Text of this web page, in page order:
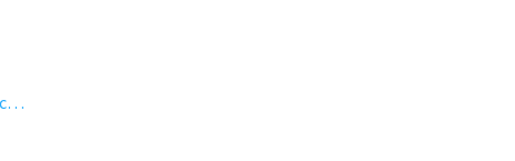
https://www.eventbrite.com.ar/e/curso-internacional-drones-para-agricultura-micasense-tickets-65668749999